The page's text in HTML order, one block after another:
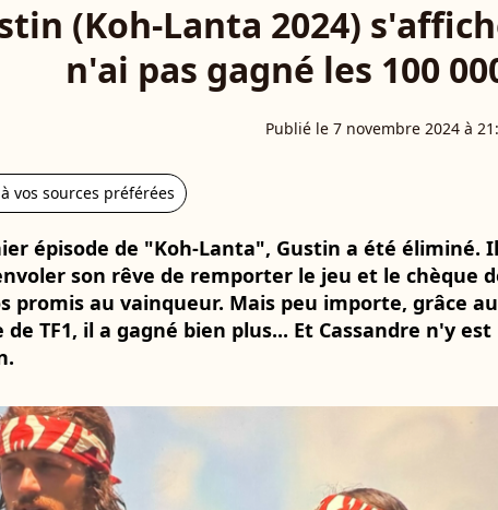
(Koh-Lanta 2024)
n'ai pas gagné les 100
Publié le 7 novembre 2024 à
vos sources préférées
épisode de "Koh-Lanta", Gustin a été éliminé. Il
son rêve de remporter le jeu et le chèque
promis au vainqueur. Mais peu importe, grâce au
TF1, il a gagné bien plus... Et Cassandre n'y est